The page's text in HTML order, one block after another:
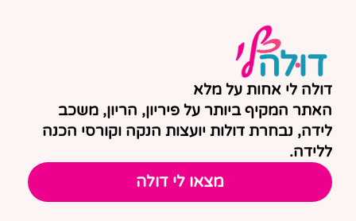
דולה לי אחות על מלא
האתר המקיף ביותר על פיריון, הריון, משכב
לידה, נבחרת דולות יועצות הנקה וקורסי הכנה
ללידה.
מצאו לי דולה